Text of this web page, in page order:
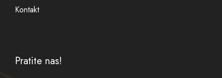
Kontakt
Pratite nas!